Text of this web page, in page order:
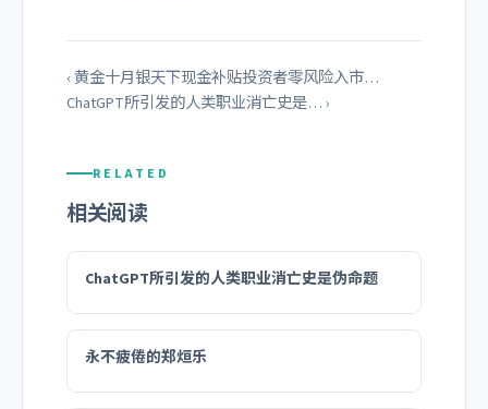
‹ 黄金十月银天下现金补贴投资者零风险入市…
ChatGPT所引发的人类职业消亡史是… ›
RELATED
相关阅读
ChatGPT所引发的人类职业消亡史是伪命题
永不疲倦的郑烜乐